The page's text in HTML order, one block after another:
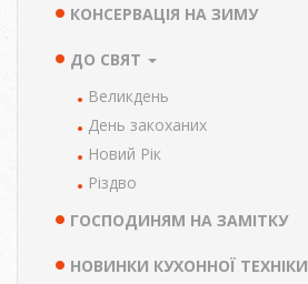
КОНСЕРВАЦІЯ НА ЗИМУ
ДО СВЯТ
Великдень
День закоханих
Новий Рік
Різдво
ГОСПОДИНЯМ НА ЗАМІТКУ
НОВИНКИ КУХОННОЇ ТЕХНІКИ